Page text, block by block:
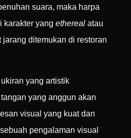
suara, maka harpa
karakter yang ethereal atau
ditemukan di restoran
yang artistik
yang anggun akan
visual yang kuat dan
pengalaman visual